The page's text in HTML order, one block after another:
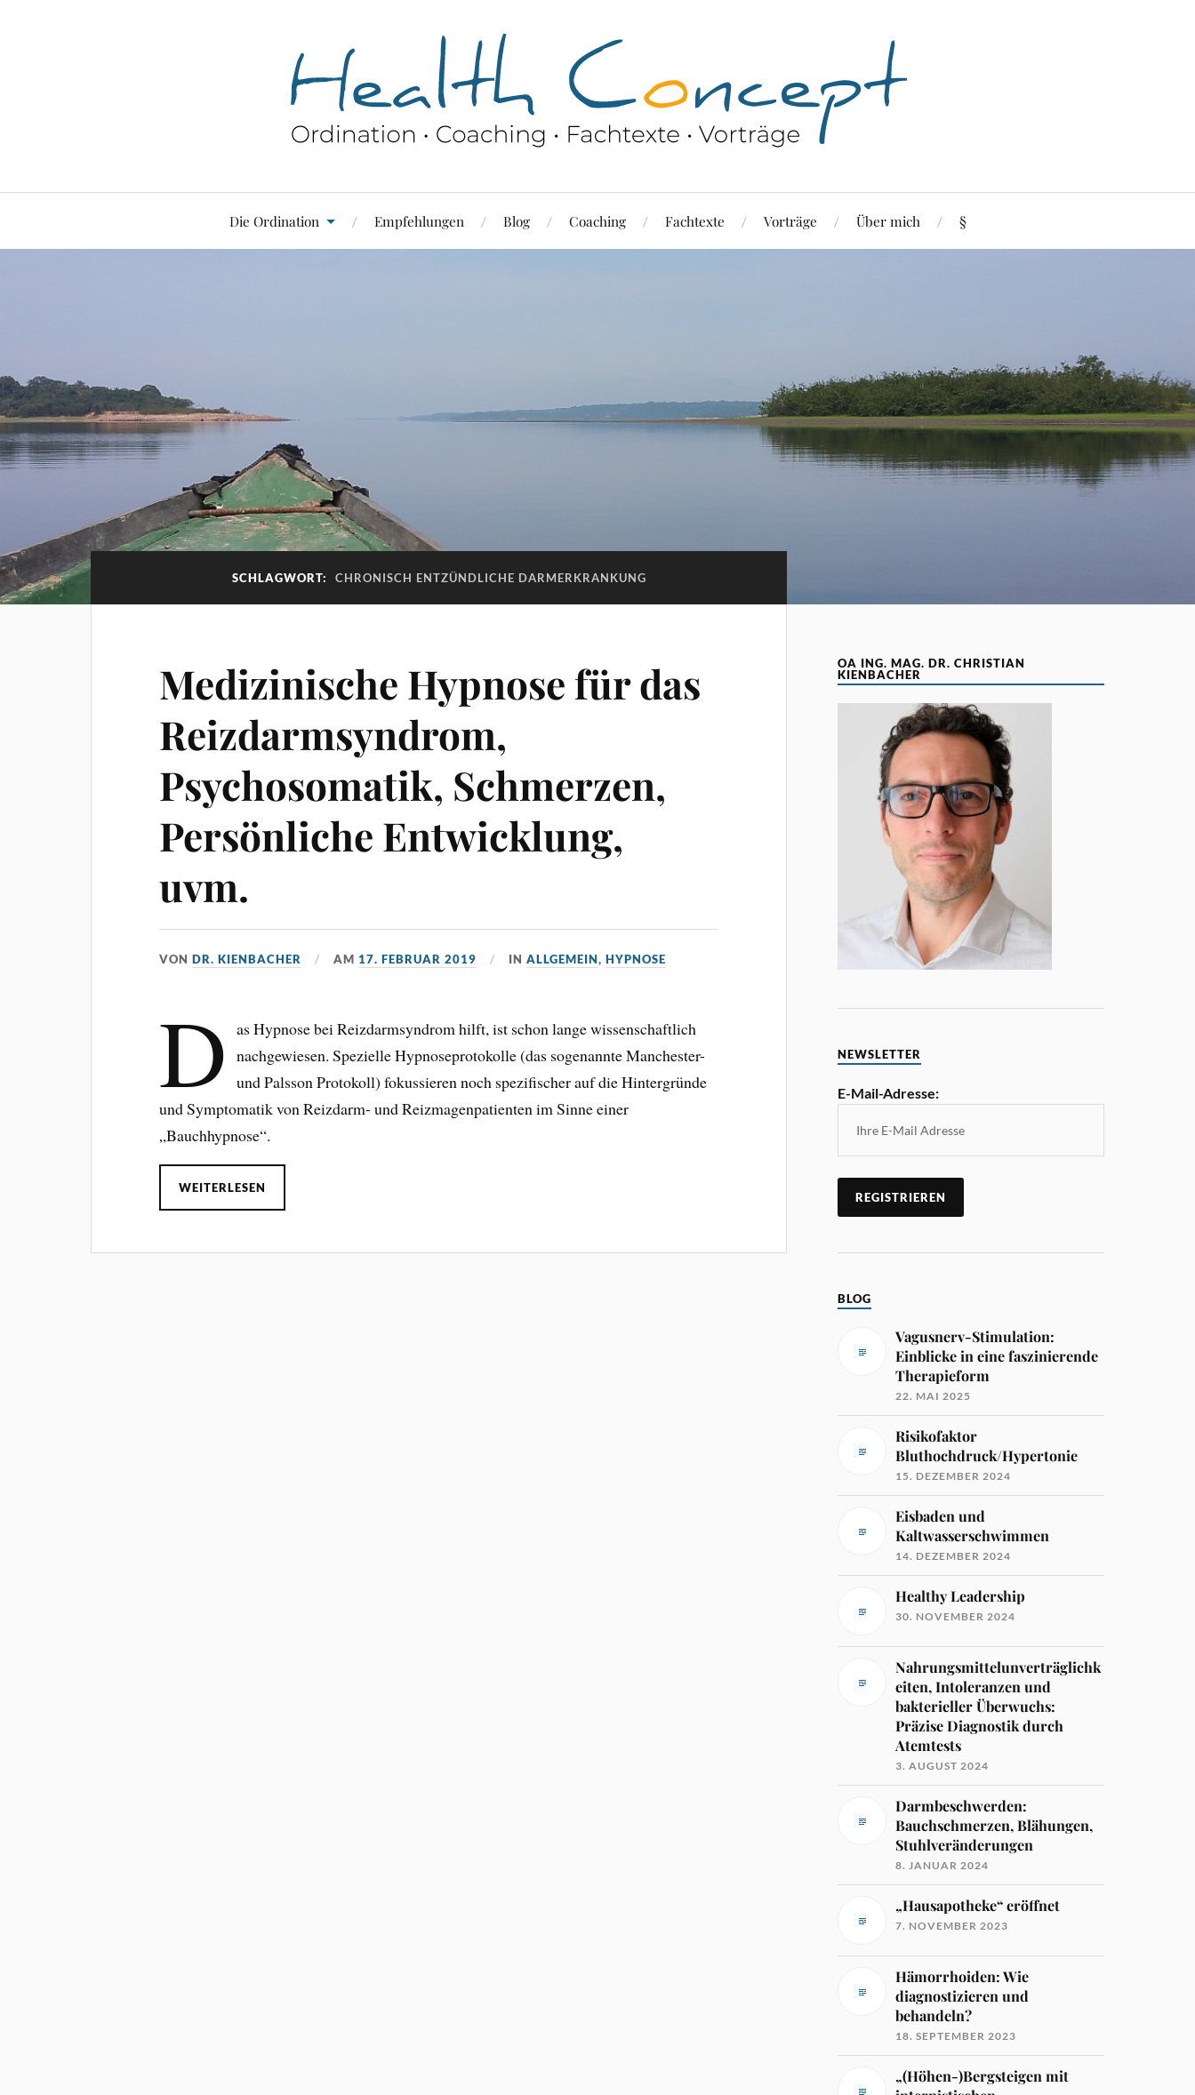
Die Ordination Empfehlungen Blog Coaching Fachtexte Vorträge Über mich §
SCHLAGWORT: CHRONISCH ENTZÜNDLICHE DARMERKRANKUNG
Medizinische Hypnose für das
Reizdarmsyndrom,
Psychosomatik, Schmerzen,
Persönliche Entwicklung,
uvm.
VONDR. KIENBACHER AM 17. FEBRUAR 2019 INALLGEMEIN,HYPNOSE
D as Hypnose bei Reizdarmsyndrom hilft, ist schon lange wissenschaftlich
nachgewiesen. Spezielle Hypnoseprotokolle (das sogenannte Manchester-
und Palsson Protokoll) fokussieren noch spezifischer auf die Hintergründe
und Symptomatik von Reizdarm- und Reizmagenpatienten im Sinne einer
„Bauchhypnose“.
WEITERLESEN
OA ING. MAG. DR. CHRISTIAN
KIENBACHER
NEWSLETTER
E-Mail-Adresse:
BLOG
Vagusnerv-Stimulation:
Einblicke in eine faszinierende
Therapieform
22. MAI 2025
Risikofaktor
Bluthochdruck/Hypertonie
15. DEZEMBER 2024
Eisbaden und
Kaltwasserschwimmen
14. DEZEMBER 2024
Healthy Leadership
30. NOVEMBER 2024
Nahrungsmittelunverträglichk
eiten, Intoleranzen und
bakterieller Überwuchs:
Präzise Diagnostik durch
Atemtests
3. AUGUST 2024
Darmbeschwerden:
Bauchschmerzen, Blähungen,
Stuhlveränderungen
8. JANUAR 2024
„Hausapotheke“ eröffnet
7. NOVEMBER 2023
Hämorrhoiden: Wie
diagnostizieren und
behandeln?
18. SEPTEMBER 2023
„(Höhen-)Bergsteigen mit